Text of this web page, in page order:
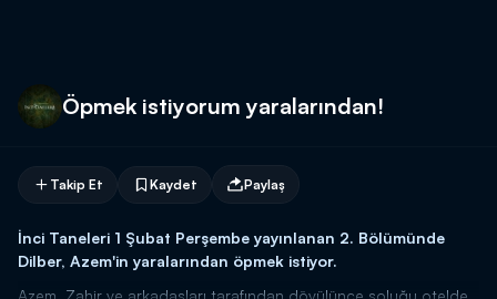
Öpmek istiyorum yaralarından!
Takip Et Kaydet Paylaş
İnci Taneleri 1 Şubat Perşembe yayınlanan 2. Bölümünde
Dilber, Azem'in yaralarından öpmek istiyor.
Azem, Zahir ve arkadaşları tarafından dövülünce soluğu otelde